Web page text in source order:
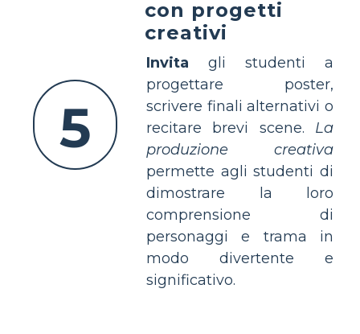
5
con progetti
creativi
Invita gli studenti a
progettare poster,
scrivere finali alternativi o
recitare brevi scene. La
produzione creativa
permette agli studenti di
dimostrare la loro
comprensione di
personaggi e trama in
modo divertente e
significativo.